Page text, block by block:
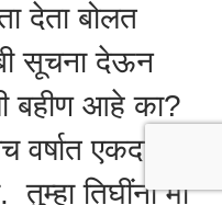
देता बोलत
सूचना देऊन
बहीण आहे का?
एकदाही
तुम्हा तिघींना मी